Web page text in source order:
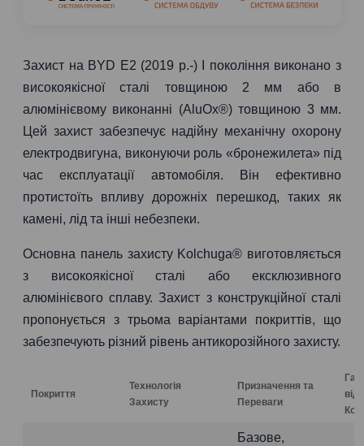
Захист на BYD E2 (2019 р.-) I покоління виконано з
високоякісної сталі товщиною 2 мм або в
алюмінієвому виконанні (AluOx®) товщиною 3 мм.
Цей захист забезпечує надійну механічну охорону
електродвигуна, виконуючи роль «бронежилета» під
час експлуатації автомобіля. Він ефективно
протистоїть впливу дорожніх перешкод, таких як
камені, лід та інші небезпеки.
Основна панель захисту Kolchuga® виготовляється
з високоякісної сталі або ексклюзивного
алюмінієвого сплаву. Захист з конструкційної сталі
пропонується з трьома варіантами покриттів, що
забезпечують різний рівень антикорозійного захисту.
Покриття
Технологія
Захисту
Призначення та
Переваги
від
Базове,